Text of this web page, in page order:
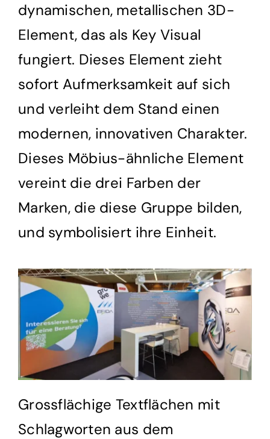
dynamischen, metallischen 3D-
Element, das als Key Visual
fungiert. Dieses Element zieht
sofort Aufmerksamkeit auf sich
und verleiht dem Stand einen
modernen, innovativen Charakter.
Dieses Möbius-ähnliche Element
vereint die drei Farben der
Marken, die diese Gruppe bilden,
und symbolisiert ihre Einheit.
Grossflächige Textflächen mit
Schlagworten aus dem